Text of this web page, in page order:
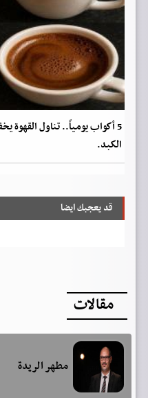
5 أكواب يومياً.. تناول
الكبد.
قد يعجبك ايضا
مقالات
مطهر الريدة